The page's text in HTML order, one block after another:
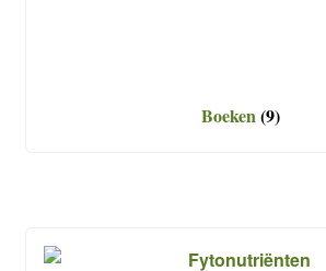
Boeken(9)